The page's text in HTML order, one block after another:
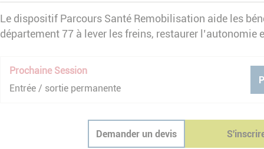
Le dispositif Parcours Santé Remobilisation aide les
département 77 à lever les freins, restaurer l’autonomie
Prochaine Session
Entrée / sortie permanente
Demander un devis